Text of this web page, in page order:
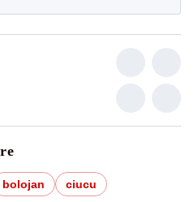
bolojan ciucu